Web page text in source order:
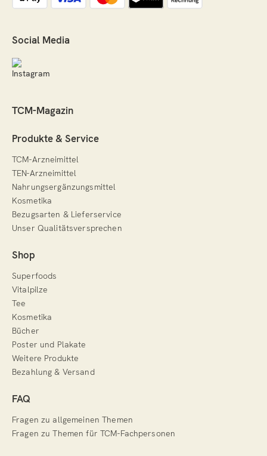
Social Media
TCM-Magazin
Produkte & Service
TCM-Arzneimittel
TEN-Arzneimittel
Nahrungsergänzungsmittel
Kosmetika
Bezugsarten & Lieferservice
Unser Qualitätsversprechen
Shop
Superfoods
Vitalpilze
Tee
Kosmetika
Bücher
Poster und Plakate
Weitere Produkte
Bezahlung & Versand
FAQ
Fragen zu allgemeinen Themen
Fragen zu Themen für TCM-Fachpersonen